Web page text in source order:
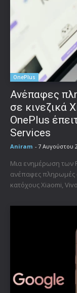
OnePlus
Ανέπαφες
σε κινεζικά
OnePlus
Services
Aniram - 7 Αυγούστου
Μια ενημέρωση των
ανέπαφες πληρωμές
κατόχους Xiaomi,